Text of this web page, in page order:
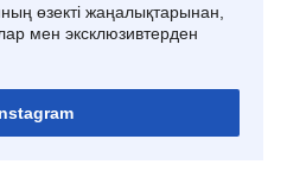
өзекті жаңалықтарынан,
мен эксклюзивтерден